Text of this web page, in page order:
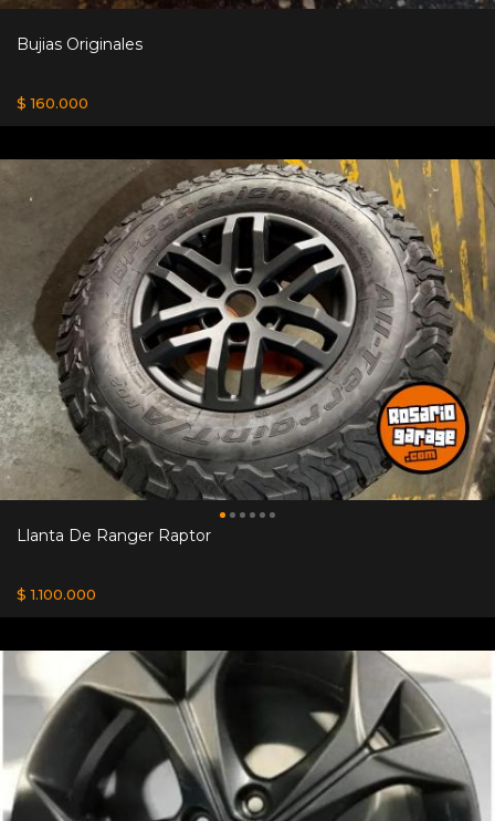
Bujias Originales
$ 160.000
Llanta De Ranger Raptor
$ 1.100.000